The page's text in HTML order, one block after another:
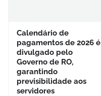
Calendário de
pagamentos de 2026 é
divulgado pelo
Governo de RO,
garantindo
previsibilidade aos
servidores